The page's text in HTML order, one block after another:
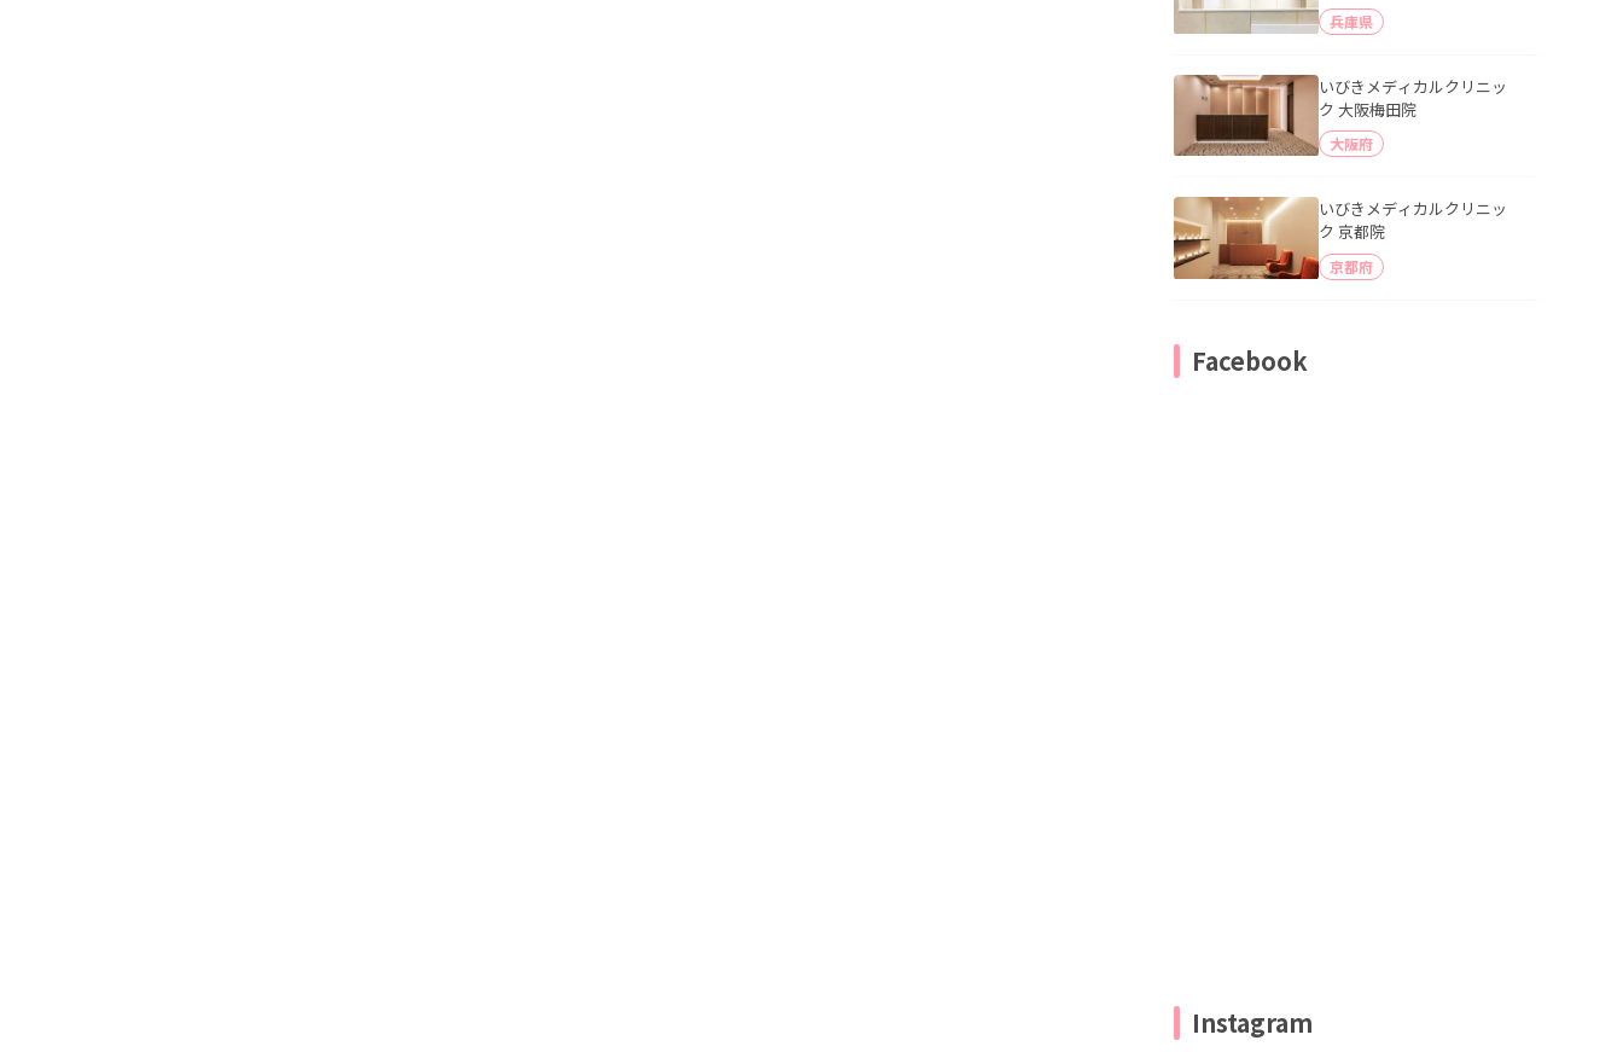
兵庫県
いびきメディカルクリニッ
ク 大阪梅田院
大阪府
いびきメディカルクリニッ
ク 京都院
京都府
Facebook
Instagram